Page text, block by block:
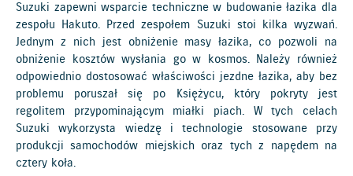
Suzuki zapewni wsparcie techniczne w budowanie łazika dla
zespołu Hakuto. Przed zespołem Suzuki stoi kilka wyzwań.
Jednym z nich jest obniżenie masy łazika, co pozwoli na
obniżenie kosztów wysłania go w kosmos. Należy również
odpowiednio dostosować właściwości jezdne łazika, aby bez
problemu poruszał się po Księżycu, który pokryty jest
regolitem przypominającym miałki piach. W tych celach
Suzuki wykorzysta wiedzę i technologie stosowane przy
produkcji samochodów miejskich oraz tych z napędem na
cztery koła.